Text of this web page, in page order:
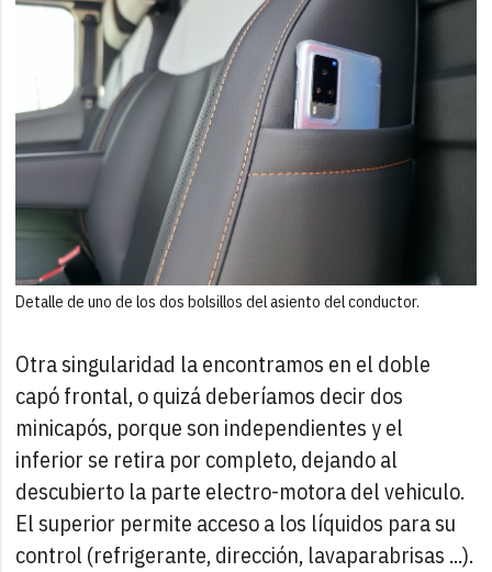
Detalle de uno de los dos bolsillos del asiento del conductor.
Otra singularidad la encontramos en el doble
capó frontal, o quizá deberíamos decir dos
minicapós, porque son independientes y el
inferior se retira por completo, dejando al
descubierto la parte electro-motora del vehiculo.
El superior permite acceso a los líquidos para su
control (refrigerante, dirección, lavaparabrisas ...).